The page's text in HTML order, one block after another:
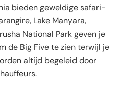
bieden geweldige safari-
Lake Manyara,
National Park geven je
de Big Five te zien terwijl je
altijd begeleid door